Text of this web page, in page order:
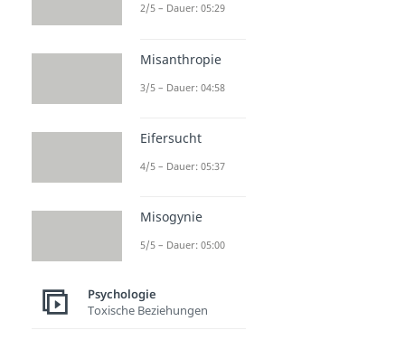
2/5 – Dauer: 05:29
Misanthropie
3/5 – Dauer: 04:58
Eifersucht
4/5 – Dauer: 05:37
Misogynie
5/5 – Dauer: 05:00
Psychologie
Toxische Beziehungen